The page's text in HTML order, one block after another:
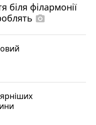
біля філармонії
photo_camera